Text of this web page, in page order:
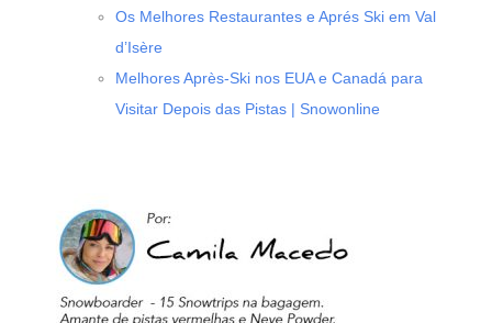
Os Melhores Restaurantes e Aprés Ski em Val
d’Isère
Melhores Après-Ski nos EUA e Canadá para
Visitar Depois das Pistas | Snowonline